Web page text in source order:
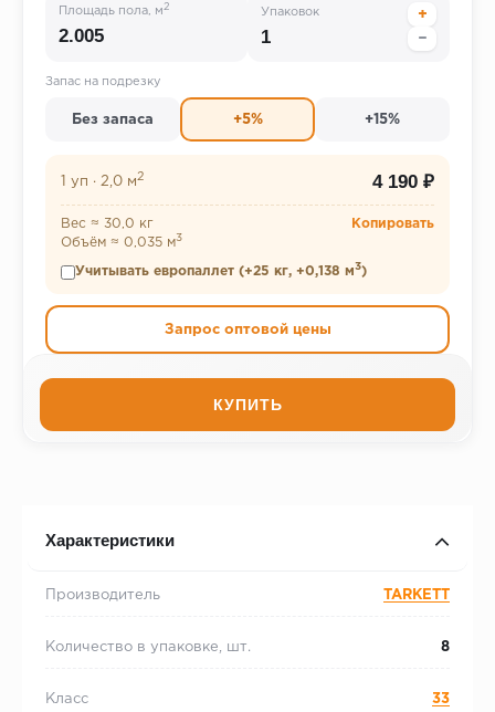
Площадь пола, м 2
Упаковок
+
−
Запас на подрезку
Без запаса +5% +15%
1 уп · 2,0 м 2 4 190 ₽
Вес ≈ 30,0 кг
Объём ≈ 0,035 м3
Копировать
Учитывать европаллет (+25 кг, +0,138 м3)
Запрос оптовой цены
КУПИТЬ
Характеристики
Производитель TARKETT
Количество в упаковке, шт. 8
Класс 33